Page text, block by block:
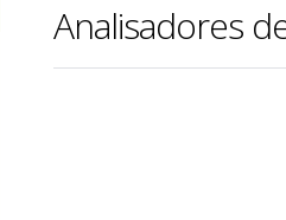
Analisadores